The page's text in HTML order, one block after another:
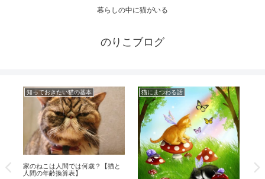
暮らしの中に猫がいる
のりこブログ
の
知っておきたい猫の基本
家のねこは人間では何歳？【猫と
人間の年齢換算表】
猫にまつわる話
猫